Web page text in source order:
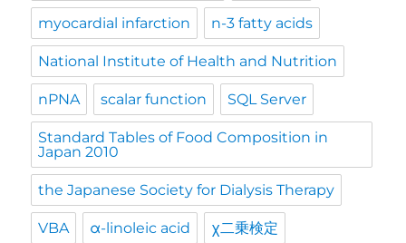
myocardial infarction n-3 fatty acids
National Institute of Health and Nutrition
nPNA scalar function SQL Server
Standard Tables of Food Composition in
Japan 2010
the Japanese Society for Dialysis Therapy
VBA α-linoleic acid χ二乗検定